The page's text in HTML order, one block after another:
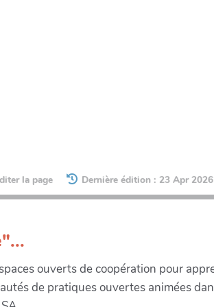
la page Dernière édition : 23 Apr 2026